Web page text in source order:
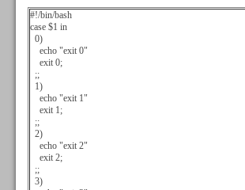
#!/bin/bash
case $1 in
0)
echo "exit 0"
exit 0;
;;
1)
echo "exit 1"
exit 1;
;;
2)
echo "exit 2"
exit 2;
;;
3)